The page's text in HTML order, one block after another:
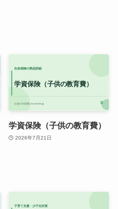
学資保険（子供の教育費）
2026年7月21日